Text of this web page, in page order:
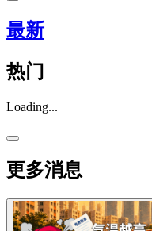
最新
热门
Loading...
更多消息